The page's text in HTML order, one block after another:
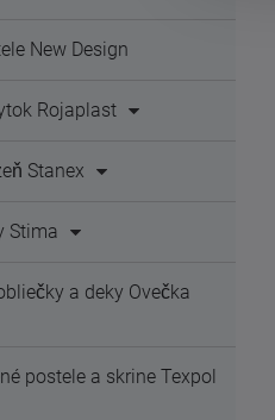
New Design
Rojaplast
Stanex
Stima
a deky Ovečka
postele a skrine Texpol